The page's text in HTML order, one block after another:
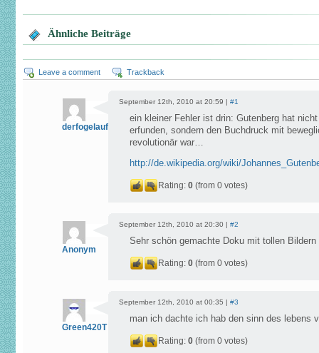
Ähnliche Beiträge
Leave a comment Trackback
derfogelaufmast
September 12th, 2010 at 20:59 | #1
ein kleiner Fehler ist drin: Gutenberg hat
erfunden, sondern den Buchdruck mit
revolutionär war…
http://de.wikipedia.org/wiki/
Rating: 0 (from 0 votes)
Anonym
September 12th, 2010 at 20:30 | #2
Sehr schön gemachte Doku mit tollen Bildern
Rating: 0 (from 0 votes)
Green420T
September 12th, 2010 at 00:35 | #3
man ich dachte ich hab den sinn des lebens
Rating: 0 (from 0 votes)